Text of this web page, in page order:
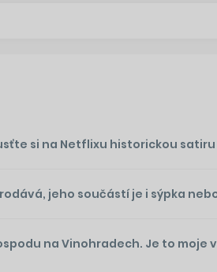
si na Netflixu historickou
jeho součástí je i sýpka
na Vinohradech. Je to moje